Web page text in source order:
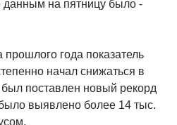
на пятницу было -
года показатель
начал снижаться в
поставлен новый рекорд
было выявлено более 14 тыс.